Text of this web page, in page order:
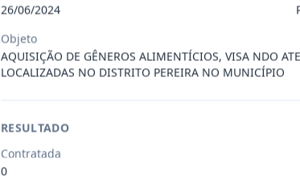
REGISTRO DE PREÇOS PARA FUTURA E EVENTUAL
REGISTRO DE PREÇO PARA A CONTRATAÇÃO DE
26/06/2024
Objeto
AQUISIÇÃO DE GÊNEROS ALIMENTÍCIOS, VISA NDO
LOCALIZADAS NO DISTRITO PEREIRA NO MUNICÍPIO
RESULTADO
Contratada
0